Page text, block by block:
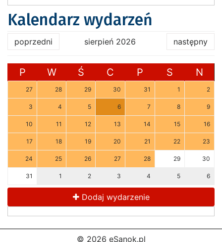
Kalendarz wydarzeń
poprzedni sierpień 2026 następny
P W Ś C P S N
27 28 29 30 31 1 2
3 4 5 6 7 8 9
10 11 12 13 14 15 16
17 18 19 20 21 22 23
24 25 26 27 28 29 30
31 1 2 3 4 5 6
Dodaj wydarzenie
© 2026 eSanok.pl